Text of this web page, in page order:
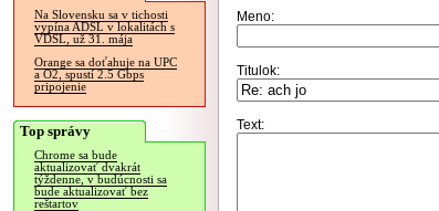
Na Slovensku sa v tichosti
vypína ADSL v lokalitách s
VDSL, už 31. mája
Orange sa doťahuje na UPC
a O2, spustí 2.5 Gbps
pripojenie
Top správy
Chrome sa bude
aktualizovať dvakrát
týždenne, v budúcnosti sa
bude aktualizovať bez
reštartov
Meno:
Titulok:
Text: